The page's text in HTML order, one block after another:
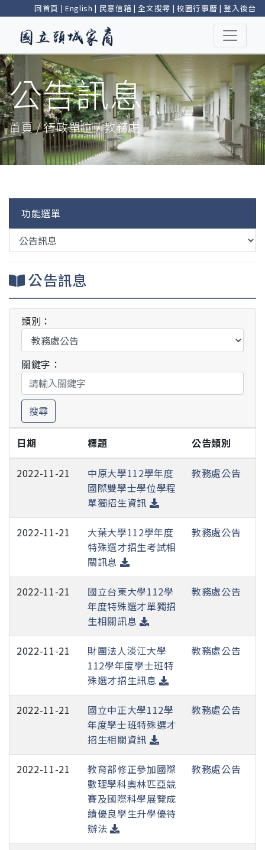
回首頁 | English | 民意信箱 |全文搜尋 | 校園行事曆 |登入後台
公告訊息
首頁 / 行政單位 / 教務處
功能選單
公告訊息
類別：
關鍵字：
搜尋
日期 標題 公告類別
2022-11-21
中原大學112學年度
國際雙學士學位學程
單獨招生資訊
教務處公告
2022-11-21
大葉大學112學年度
特殊選才招生考試相
關訊息
教務處公告
2022-11-21
國立台東大學112學
年度特殊選才單獨招
生相關訊息
教務處公告
2022-11-21
財團法人淡江大學
112學年度學士班特
殊選才招生訊息
教務處公告
2022-11-21
國立中正大學112學
年度學士班特殊選才
招生相關資訊
教務處公告
2022-11-21
教育部修正參加國際
數理學科奧林匹亞競
賽及國際科學展覽成
績優良學生升學優待
辦法
教務處公告